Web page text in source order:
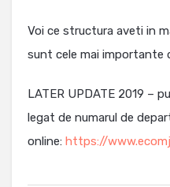
Voi ce structura aveti in
sunt cele mai importante
LATER UPDATE 2019 –
legat de numarul de
online: https://